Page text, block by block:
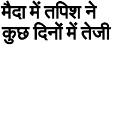
में तपिश ने
दिनों में तेजी